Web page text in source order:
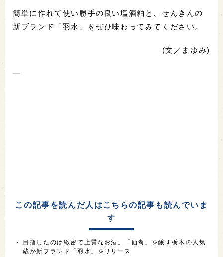
簡単に作れて使い勝手の良い塩酒粕と、せんきんの
新ブランド「羽水」をぜひ味わってみてください。
(文／まゆみ)
この記事を読んだ人はこちらの記事も読んでいま
す
目指したのは緻密で上質なお酒。「仙禽」を醸す栃木の人気
蔵が新ブランド「羽水」をリリース